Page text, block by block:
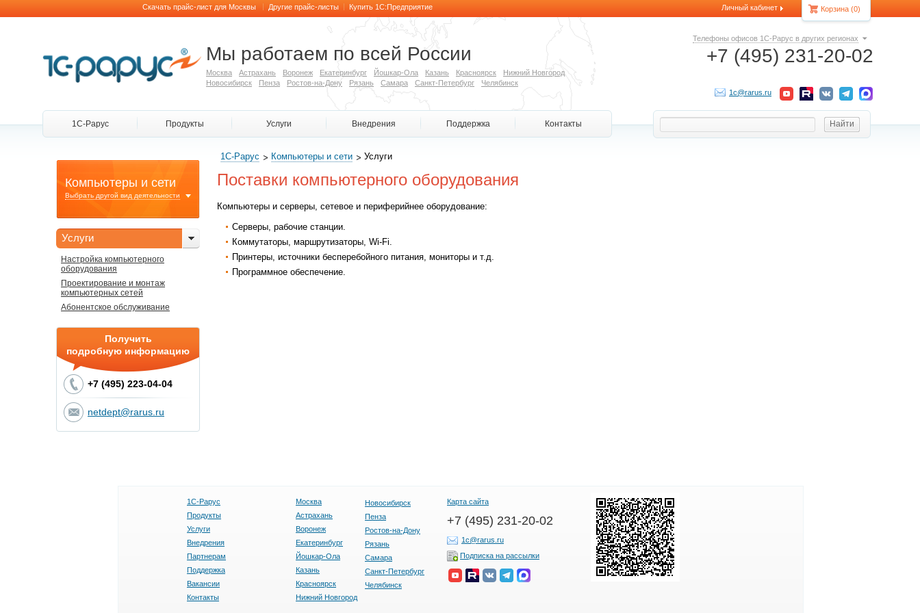
Скачать прайс-лист для Москвы | Другие прайс-листы | Купить 1С:Предприятие Личный кабинет Корзина (0)
Телефоны офисов 1С-Рарус в других регионах
+7 (495) 231-20-02
1c@rarus.ru
Мы работаем по всей России
Москва Астрахань Воронеж Екатеринбург Йошкар-Ола Казань Красноярск
Нижний Новгород
Новосибирск
Пенза Ростов-на-Дону Рязань Самара Санкт-Петербург Челябинск
1С-Рарус Продукты Услуги Внедрения Поддержка Контакты
Компьютеры и сети
Выбрать другой вид деятельности
Услуги
Настройка компьютерного
оборудования
Проектирование и монтаж
компьютерных сетей
Абонентское обслуживание
Получить
подробную информацию
+7 (495) 223-04-04
netdept@rarus.ru
1С-Рарус Компьютеры и сети Услуги
Поставки компьютерного оборудования
Компьютеры и серверы, сетевое и периферийнее оборудование:
Серверы, рабочие станции.
Коммутаторы, маршрутизаторы, Wi-Fi.
Принтеры, источники бесперебойного питания, мониторы и т.д.
Программное обеспечение.
1С-Рарус
Продукты
Услуги
Внедрения
Партнерам
Поддержка
Вакансии
Контакты
Москва
Астрахань
Воронеж
Екатеринбург
Йошкар-Ола
Казань
Красноярск
Нижний Новгород
Новосибирск
Пенза
Ростов-на-Дону
Рязань
Самара
Санкт-Петербург
Челябинск
Карта сайта
+7 (495) 231-20-02
1c@rarus.ru
Подписка на рассылки